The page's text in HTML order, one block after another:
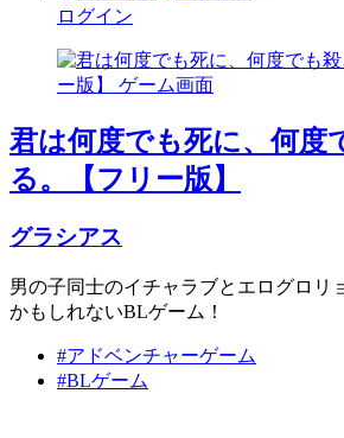
ログイン
君は何度でも死に、何度
る。【フリー版】
グラシアス
男の子同士のイチャラブとエログロリ
かもしれないBLゲーム！
#アドベンチャーゲーム
#BLゲーム